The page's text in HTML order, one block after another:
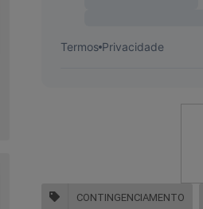
CONTINGENCIAMENTO